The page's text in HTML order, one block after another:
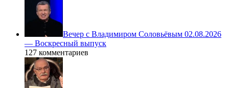
Вечер с Владимиром Соловьёвым 02.08.2026
— Воскресный выпуск
127 комментариев